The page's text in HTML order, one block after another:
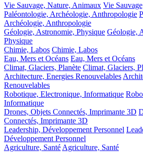
Vie Sauvage, Nature, Animaux Vie
Paléontologie, Archéologie, Anthropologie
Archéologie, Anthropologie
Géologie, Astronomie, Physique Géologie,
Physique
Chimie, Labos Chimie, Labos
Eau, Mers et Océans Eau, Mers et Océans
Climat, Glaciers, Planète Climat, Glaciers,
Architecture, Energies Renouvelables
Renouvelables
Robotique, Electronique, Informatique
Informatique
Drones, Objets Connectés, Imprimante 3D
Connectés, Imprimante 3D
Leadership, Développement Personnel
Développement Personnel
Agriculture, Santé Agriculture, Santé